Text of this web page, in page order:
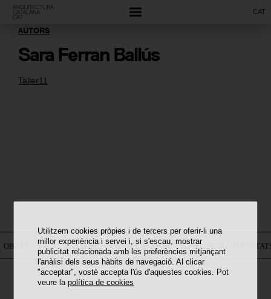
Utilitzem cookies pròpies i de tercers per oferir-li una
millor experiència i servei i, si s'escau, mostrar
publicitat relacionada amb les preferències mitjançant
l'anàlisi dels seus hàbits de navegació. Al clicar
"acceptar", vostè accepta l'ús d'aquestes cookies. Pot
veure lapolítica de cookies
CAT
Taller11
AUTORS
Sara Ferran Ballús
OBRES SOBRE EL MAPA CONSTEL·LACIÓ CRONOLOGIA